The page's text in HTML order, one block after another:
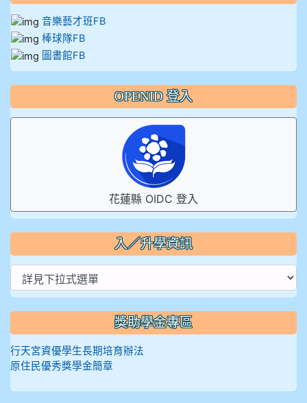
音樂藝才班FB
棒球隊FB
圖書館FB
OPENID 登入
花蓮縣 OIDC 登入
入／升學資訊
獎助學金專區
行天宮資優學生長期培育辦法
原住民優秀獎學金簡章